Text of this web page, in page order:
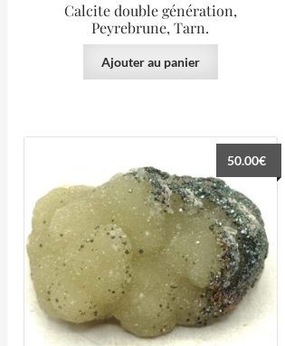
Calcite double génération,
Peyrebrune, Tarn.
Ajouter au panier
50.00€